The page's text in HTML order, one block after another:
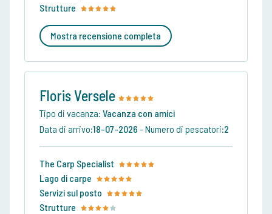
Strutture
Mostra recensione completa
Floris Versele
Tipo di vacanza: Vacanza con amici
Data di arrivo:18-07-2026 - Numero di pescatori:2
The Carp Specialist
Lago di carpe
Servizi sul posto
Strutture